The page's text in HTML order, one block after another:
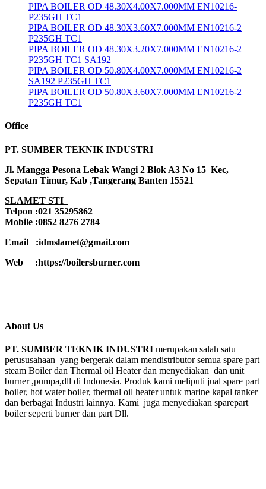
PIPA BOILER OD 48.30X4.00X7.000MM EN10216-
P235GH TC1
PIPA BOILER OD 48.30X3.60X7.000MM EN10216-2
P235GH TC1
PIPA BOILER OD 48.30X3.20X7.000MM EN10216-2
P235GH TC1 SA192
PIPA BOILER OD 50.80X4.00X7.000MM EN10216-2
SA192 P235GH TC1
PIPA BOILER OD 50.80X3.60X7.000MM EN10216-2
P235GH TC1
Office
PT. SUMBER TEKNIK INDUSTRI
Jl. Mangga Pesona Lebak Wangi 2 Blok A3 No 15 Kec,
Sepatan Timur, Kab ,Tangerang Banten 15521
SLAMET STI
Telpon :021 35295862
Mobile :0852 8276 2784
Email :idmslamet@gmail.com
Web :https://boilersburner.com
About Us
PT. SUMBER TEKNIK INDUSTRI merupakan salah satu
perususahaan yang bergerak dalam mendistributor semua spare part
steam Boiler dan Thermal oil Heater dan menyediakan dan unit
burner ,pumpa,dll di Indonesia. Produk kami meliputi jual spare part
boiler, hot water boiler, thermal oil heater untuk marine kapal tanker
dan berbagai Industri lainnya. Kami juga menyediakan sparepart
boiler seperti burner dan part Dll.